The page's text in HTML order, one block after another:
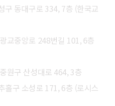
구 동대구로 334, 7층 (한국교
교중앙로 248번길 101, 6층
원구 산성대로 464, 3층
홀구 소성로 171, 6층 (로시스